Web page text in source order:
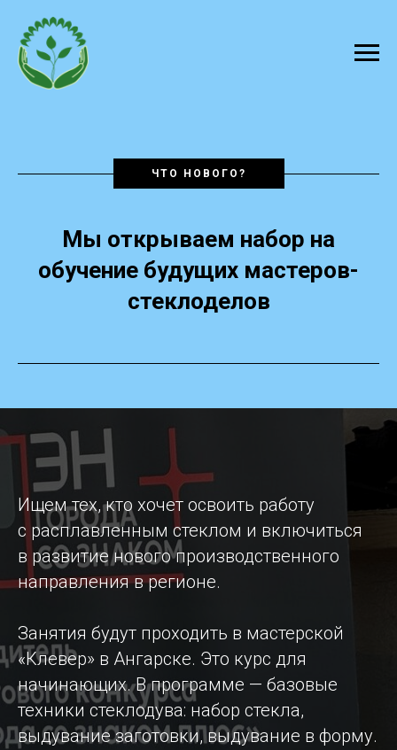
ЧТО НОВОГО?
Мы открываем набор на
обучение будущих мастеров-
стеклоделов
Ищем тех, кто хочет освоить работу
с расплавленным стеклом и включиться
в развитие нового производственного
направления в регионе.
Занятия будут проходить в мастерской
«Клевер» в Ангарске. Это курс для
начинающих. В программе — базовые
техники стеклодува: набор стекла,
выдувание заготовки, выдувание в форму.